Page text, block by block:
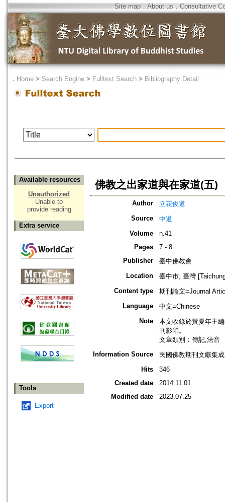
Site map．About us ． Consultative
． Home > Search Engine > Fulltext Search > Bibliography Detail
Available resources
Unauthorized
Unable to
provide reading
Extra service
Tools
Export
佛教之出家道與在家道(五)
Author
立花俊道
Source
中道
Volume
n.41
Pages
7 - 8
Publisher
臺中佛教會
Location
臺中市, 臺灣
Content type
期刊論文=Journal
Language
中文=Chinese
Note
本文收錄於黃夏年主
刊影印。
文章類別：傳記,法音
Information Source
民國佛教期刊文獻集
Hits
346
Created date
2014.11.01
Modified date
2023.07.25